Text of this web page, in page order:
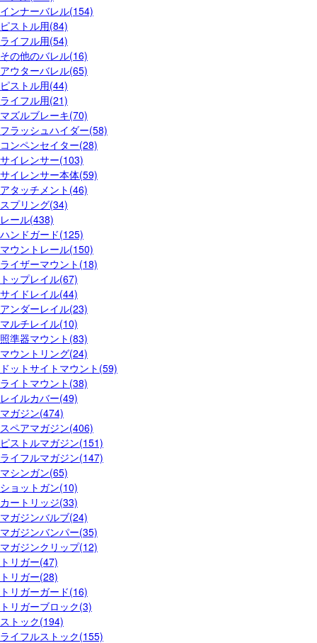
インナーバレル(154)
ピストル用(84)
ライフル用(54)
その他のバレル(16)
アウターバレル(65)
ピストル用(44)
ライフル用(21)
マズルブレーキ(70)
フラッシュハイダー(58)
コンペンセイター(28)
サイレンサー(103)
サイレンサー本体(59)
アタッチメント(46)
スプリング(34)
レール(438)
ハンドガード(125)
マウントレール(150)
ライザーマウント(18)
トップレイル(67)
サイドレイル(44)
アンダーレイル(23)
マルチレイル(10)
照準器マウント(83)
マウントリング(24)
ドットサイトマウント(59)
ライトマウント(38)
レイルカバー(49)
マガジン(474)
スペアマガジン(406)
ピストルマガジン(151)
ライフルマガジン(147)
マシンガン(65)
ショットガン(10)
カートリッジ(33)
マガジンバルブ(24)
マガジンバンパー(35)
マガジンクリップ(12)
トリガー(47)
トリガー(28)
トリガーガード(16)
トリガーブロック(3)
ストック(194)
ライフルストック(155)